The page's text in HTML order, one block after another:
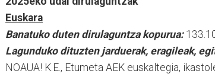
Euskara
Banatuko duten dirulaguntza kopurua:
Lagunduko dituzten jarduerak, eragileak,
NOAUA! K.E., Etumeta AEK euskaltegia,